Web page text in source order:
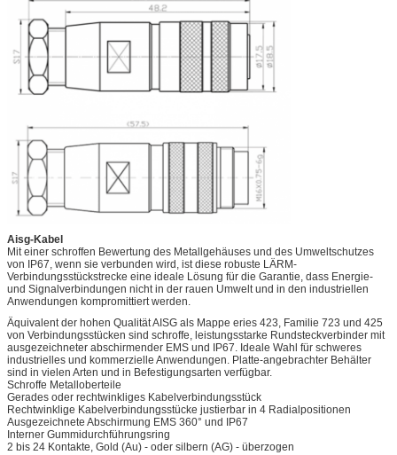
Aisg-Kabel
Mit einer schroffen Bewertung des Metallgehäuses und des Umweltschutzes
von IP67, wenn sie verbunden wird, ist diese robuste LÄRM-
Verbindungsstückstrecke eine ideale Lösung für die Garantie, dass Energie-
und Signalverbindungen nicht in der rauen Umwelt und in den industriellen
Anwendungen kompromittiert werden.
Äquivalent der hohen Qualität AISG als Mappe eries 423, Familie 723 und 425
von Verbindungsstücken sind schroffe, leistungsstarke Rundsteckverbinder mit
ausgezeichneter abschirmender EMS und IP67. Ideale Wahl für schweres
industrielles und kommerzielle Anwendungen. Platte-angebrachter Behälter
sind in vielen Arten und in Befestigungsarten verfügbar.
Schroffe Metalloberteile
Gerades oder rechtwinkliges Kabelverbindungsstück
Rechtwinklige Kabelverbindungsstücke justierbar in 4 Radialpositionen
Ausgezeichnete Abschirmung EMS 360° und IP67
Interner Gummidurchführungsring
2 bis 24 Kontakte, Gold (Au) - oder silbern (AG) - überzogen